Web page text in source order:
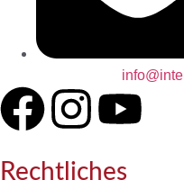
Rechtliches